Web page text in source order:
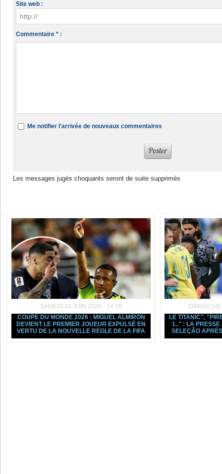
Site web :
Commentaire * :
Me notifier l'arrivée de nouveaux commentaires
Les messages jugés choquants seront de suite supprimés
SAMEDI 20 JUIN 2026 - 14:19
COUPE DU MONDE 2026 : MIGUEL ALMIRÓN
DEVIENT LE PREMIER JOUEUR EXPULSÉ EN
VERTU DE LA NOUVELLE RÈGLE DE LA FIFA
LE TITANIC",
1.." : LA PRESSE
SELEÇÃO